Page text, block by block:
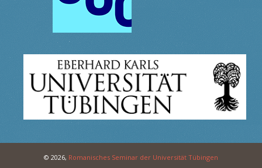
© 2026, Romanisches Seminar der Universität Tübingen